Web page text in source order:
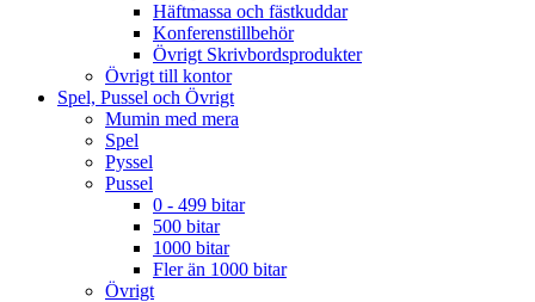
Häftmassa och fästkuddar
Konferenstillbehör
Övrigt Skrivbordsprodukter
Övrigt till kontor
Spel, Pussel och Övrigt
Mumin med mera
Spel
Pyssel
Pussel
0 - 499 bitar
500 bitar
1000 bitar
Fler än 1000 bitar
Övrigt